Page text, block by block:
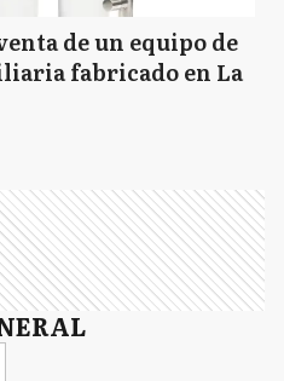
de un equipo de
fabricado en La